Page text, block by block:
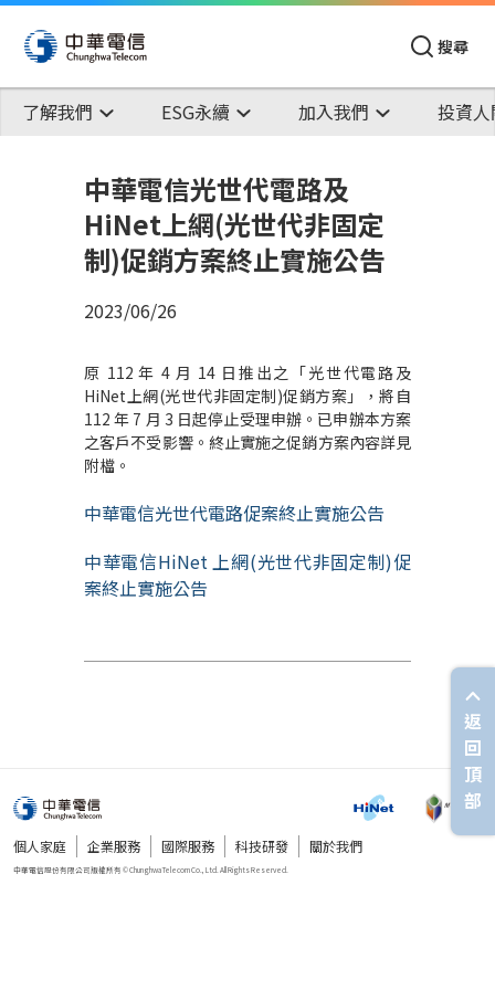
搜尋
了解我們 ESG永續 加入我們 投資
中華電信光世代電路及
HiNet上網(光世代非固定
制)促銷方案終止實施公告
2023/06/26
原 112 年 4 月 14 日推出之「光世代電路及
HiNet上網(光世代非固定制)促銷方案」，將自
112 年 7 月 3 日起停止受理申辦。已申辦本方案
之客戶不受影響。終止實施之促銷方案內容詳見
附檔。
中華電信光世代電路促案終止實施公告
中華電信HiNet 上網(光世代非固定制)促
案終止實施公告
個人家庭 企業服務 國際服務 科技研發 關於我們
返
回
頂
部